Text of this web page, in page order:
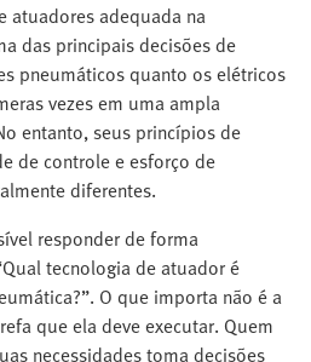
atuadores adequada na
das principais decisões de
pneumáticos quanto os elétricos
vezes em uma ampla
entanto, seus princípios de
de controle e esforço de
diferentes.
responder de forma
tecnologia de atuador é
O que importa não é a
que ela deve executar. Quem
necessidades toma decisões